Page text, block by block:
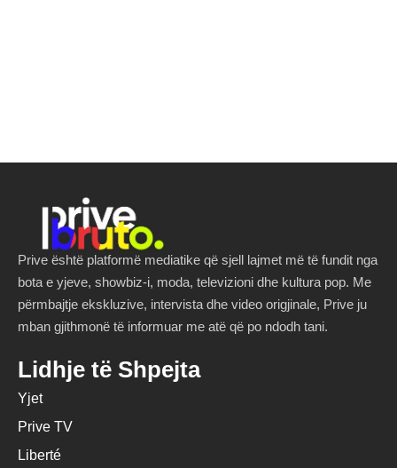
Prive është platformë mediatike që sjell lajmet më të fundit nga
bota e yjeve, showbiz-i, moda, televizioni dhe kultura pop. Me
përmbajtje ekskluzive, intervista dhe video origjinale, Prive ju
mban gjithmonë të informuar me atë që po ndodh tani.
Lidhje të Shpejta
Yjet
Prive TV
Liberté